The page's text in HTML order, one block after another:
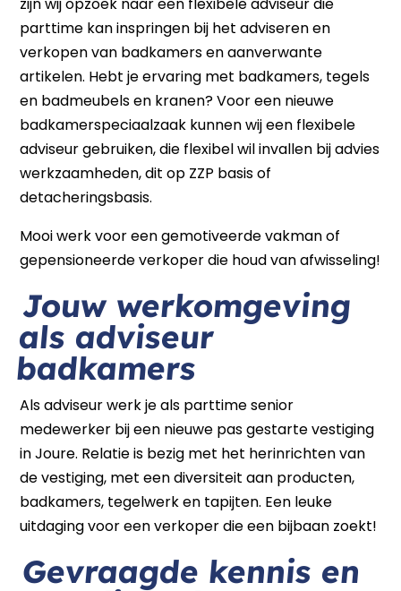
parttime kan inspringen bij het adviseren en
verkopen van badkamers en aanverwante
artikelen. Hebt je ervaring met badkamers, tegels
en badmeubels en kranen? Voor een nieuwe
badkamerspeciaalzaak kunnen wij een flexibele
adviseur gebruiken, die flexibel wil invallen bij advies
werkzaamheden, dit op ZZP basis of
detacheringsbasis.
Mooi werk voor een gemotiveerde vakman of
gepensioneerde verkoper die houd van afwisseling!
Jouw werkomgeving
als adviseur
badkamers
Als adviseur werk je als parttime senior
medewerker bij een nieuwe pas gestarte vestiging
in Joure. Relatie is bezig met het herinrichten van
de vestiging, met een diversiteit aan producten,
badkamers, tegelwerk en tapijten. Een leuke
uitdaging voor een verkoper die een bijbaan zoekt!
Gevraagde kennis en